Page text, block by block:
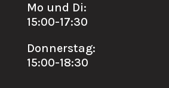
Mo und Di:
15:00-17:30
Donnerstag:
15:00-18:30